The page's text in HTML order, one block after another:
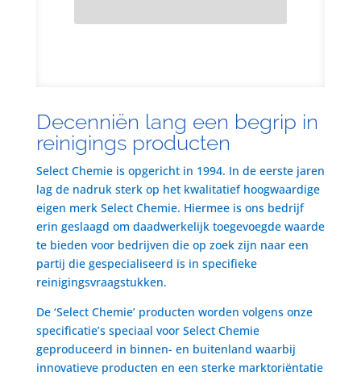
Decenniën lang een begrip in
reinigings producten
Select Chemie is opgericht in 1994. In de eerste jaren
lag de nadruk sterk op het kwalitatief hoogwaardige
eigen merk Select Chemie. Hiermee is ons bedrijf
erin geslaagd om daadwerkelijk toegevoegde waarde
te bieden voor bedrijven die op zoek zijn naar een
partij die gespecialiseerd is in specifieke
reinigingsvraagstukken.
De ‘Select Chemie’ producten worden volgens onze
specificatie’s speciaal voor Select Chemie
geproduceerd in binnen- en buitenland waarbij
innovatieve producten en een sterke marktoriëntatie